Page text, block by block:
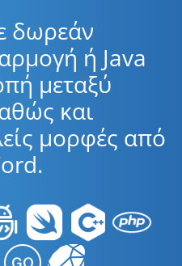
δωρεάν
ή Java
μεταξύ
και
μορφές από